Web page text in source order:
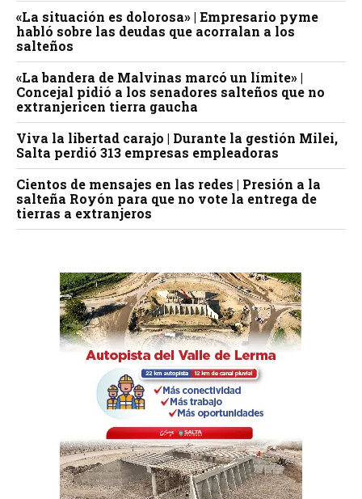
«La situación es dolorosa» | Empresario pyme
habló sobre las deudas que acorralan a los
salteños
«La bandera de Malvinas marcó un límite» |
Concejal pidió a los senadores salteños que no
extranjericen tierra gaucha
Viva la libertad carajo | Durante la gestión Milei,
Salta perdió 313 empresas empleadoras
Cientos de mensajes en las redes | Presión a la
salteña Royón para que no vote la entrega de
tierras a extranjeros